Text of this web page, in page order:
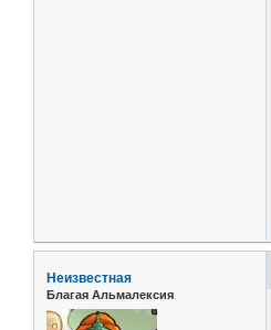
Неизвестная
Благая Альмалексия